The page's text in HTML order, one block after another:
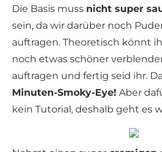
Die Basis muss nicht super
sein, da wir darüber noch
auftragen. Theoretisch könnt
noch etwas schöner
auftragen und fertig seid ihr.
Minuten-Smoky-Eye! Aber
kein Tutorial, deshalb geht es